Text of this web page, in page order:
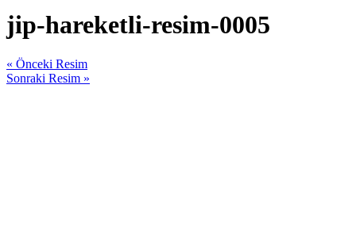
jip-hareketli-resim-0005
« Önceki Resim
Sonraki Resim »